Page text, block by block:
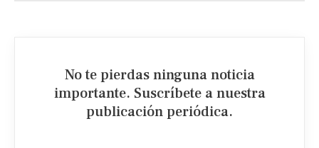
No te pierdas ninguna noticia
importante. Suscríbete a nuestra
publicación periódica.​